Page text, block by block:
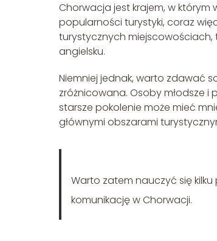
Chorwacja jest krajem, w którym
popularności turystyki, coraz
turystycznych miejscowościach,
angielsku.
Niemniej jednak, warto zdawać
zróżnicowana. Osoby młodsze i
starsze pokolenie może mieć
głównymi obszarami
Warto zatem nauczyć się
komunikację w Chorwacji.